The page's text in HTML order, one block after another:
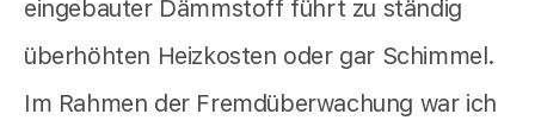
eingebauter Dämmstoff führt zu ständig
überhöhten Heizkosten oder gar Schimmel.
Im Rahmen der Fremdüberwachung war ich